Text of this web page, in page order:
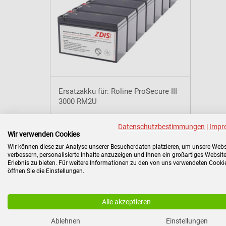
Ersatzakku für: Roline ProSecure III
3000 RM2U
348,62 €/Stück
Datenschutzbestimmungen |
Wir verwenden Cookies
Wir können diese zur Analyse unserer Besucherdaten platzieren, um unsere
verbessern, personalisierte Inhalte anzuzeigen und Ihnen ein großartiges
Erlebnis zu bieten. Für weitere Informationen zu den von uns verwendeten
öffnen Sie die Einstellungen.
Alle akzeptieren
Ablehnen Einstellungen